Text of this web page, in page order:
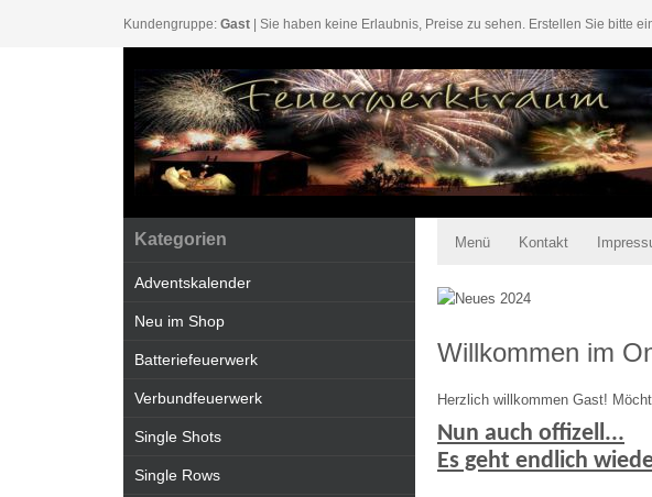
Kundengruppe: Gast | Sie haben keine Erlaubnis, Preise zu sehen. Erstellen Sie bitte
Menü Kontakt
Willkommen im
Herzlich willkommen Gast!
Nun auch offizell...
Es geht endlich
Kategorien
Adventskalender
Neu im Shop
Batteriefeuerwerk
Verbundfeuerwerk
Single Shots
Single Rows